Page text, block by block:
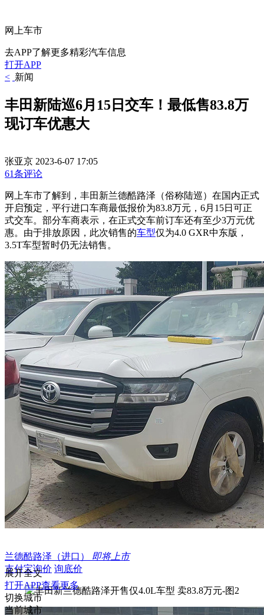
网上车市
去APP了解更多精彩汽车信息
打开APP
< 新闻
丰田新陆巡6月15日交车！最低售83.8万
现订车优惠大
张亚京 2023-6-07 17:05
61条评论
网上车市了解到，丰田新兰德酷路泽（俗称陆巡）在国内正式
开启预定，平行进口车商最低报价为83.8万元，6月15日可正
式交车。部分车商表示，在正式交车前订车还有至少3万元优
惠。由于排放原因，此次销售的车型仅为4.0 GXR中东版，
3.5T车型暂时仍无法销售。
兰德酷路泽（进口）
即将上市
支付宝询价 询底价
展开全文
打开APP查看更多
切换城市
当前城市